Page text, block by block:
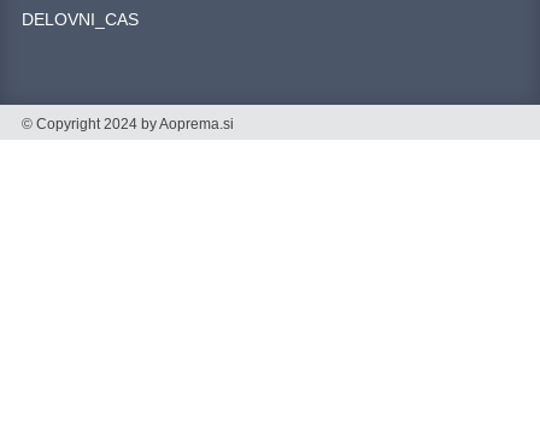
DELOVNI_CAS
© Copyright 2024 by Aoprema.si